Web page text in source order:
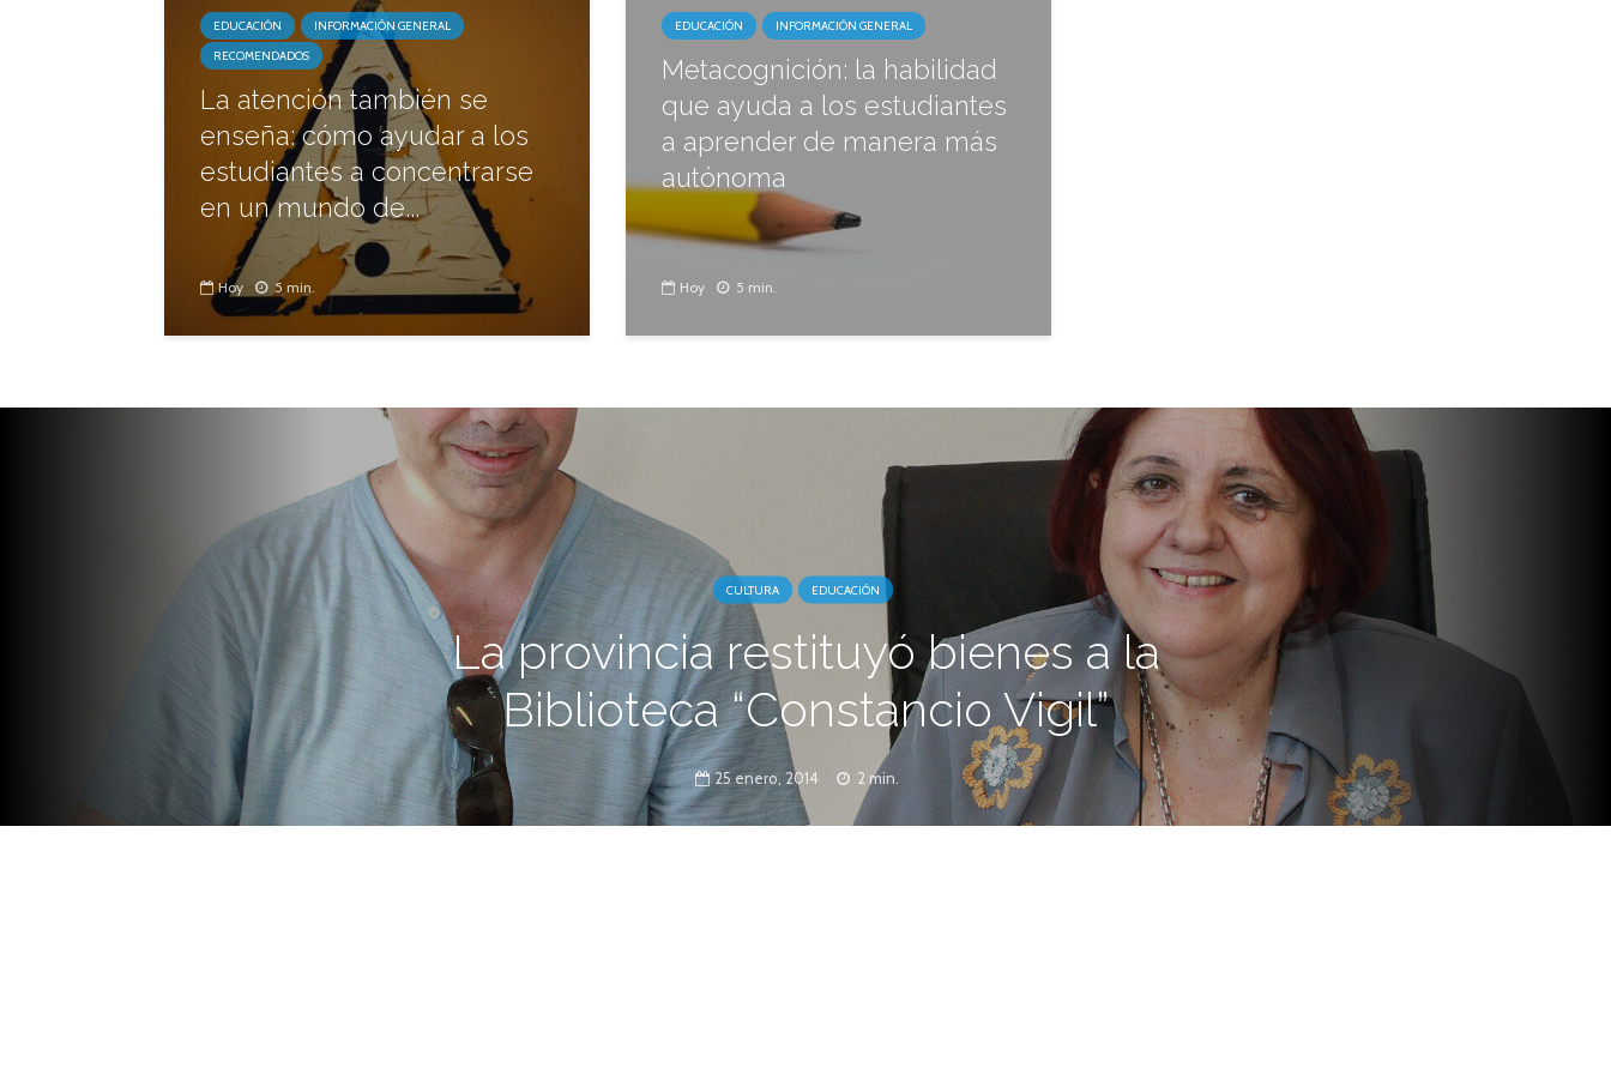
EDUCACIÓN
INFORMACIÓN GENERAL
RECOMENDADOS
La atención también se
enseña: cómo ayudar a los
estudiantes a concentrarse
en un mundo de...
Hoy 5 min.
EDUCACIÓN INFORMACIÓN GENERAL
Metacognición: la habilidad
que ayuda a los estudiantes
a aprender de manera más
autónoma
Hoy 5 min.
CULTURA EDUCACIÓN
La provincia restituyó bienes a la
Biblioteca “Constancio Vigil”
25 enero, 2014 2 min.